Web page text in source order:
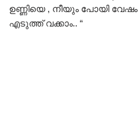
ഉണ്ണിയെ , നീയും പോയി
എടുത്ത് വക്കാം.. “